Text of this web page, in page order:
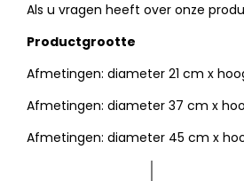
Als u vragen heeft over onze
Productgrootte
Afmetingen: diameter 21 cm x
Afmetingen: diameter 37 cm x
Afmetingen: diameter 45 cm x